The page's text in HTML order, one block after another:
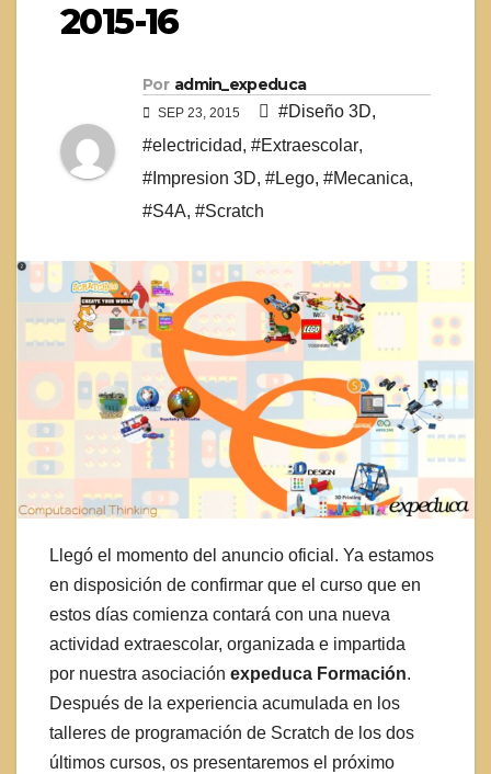
2015-16
Por admin_expeduca
SEP 23, 2015 #Diseño 3D,
#electricidad, #Extraescolar,
#Impresion 3D, #Lego, #Mecanica,
#S4A, #Scratch
Llegó el momento del anuncio oficial. Ya estamos
en disposición de confirmar que el curso que en
estos días comienza contará con una nueva
actividad extraescolar, organizada e impartida
por nuestra asociación expeduca Formación.
Después de la experiencia acumulada en los
talleres de programación de Scratch de los dos
últimos cursos, os presentaremos el próximo